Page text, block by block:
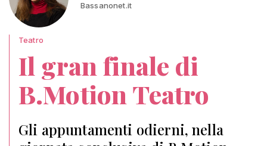
Bassanonet.it
Teatro
Il gran finale di
B.Motion Teatro
Gli appuntamenti odierni, nella